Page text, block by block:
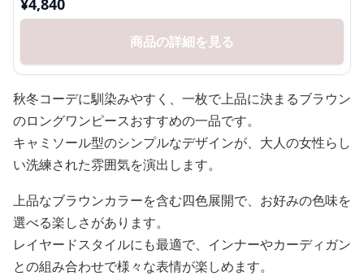
商品の詳細を見る
秋冬コーデに馴染みやすく、一枚で上品に決まるブラウン
のロングワンピースおすすめの一品です。
キャミソール型のシンプルなデザインが、大人の女性らし
い洗練された雰囲気を演出します。
上品なブラウンカラーを含む四色展開で、お好みの色味を
選べる楽しさがあります。
レイヤードスタイルにも最適で、インナーやカーディガン
との組み合わせで様々な表情が楽しめます。